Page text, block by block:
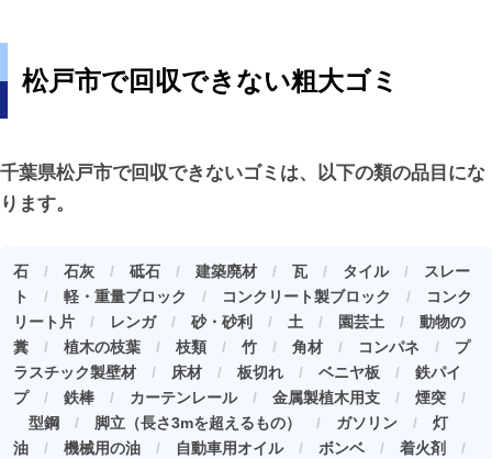
松戸市で回収できない粗大ゴミ
千葉県松戸市で回収できないゴミは、以下の類の品目にな
ります。
石 / 石灰 / 砥石 / 建築廃材 / 瓦/ タイル/
スレー
ト
/ 軽・重量ブロック / コンクリート製ブロック /
コンク
リート片 / レンガ/ 砂・砂利 / 土 / 園芸土 / 動物の
糞 / 植木の枝葉 / 枝類 / 竹 / 角材 / コンパネ / プ
ラスチック製壁材 / 床材 / 板切れ / ベニヤ板 / 鉄パイ
プ/ 鉄棒 / カーテンレール/ 金属製植木用支 / 煙突 /
型鋼 / 脚立（長さ3mを超えるもの） / ガソリン / 灯
油 / 機械用の油 / 自動車用オイル/ ボンベ / 着火剤
/